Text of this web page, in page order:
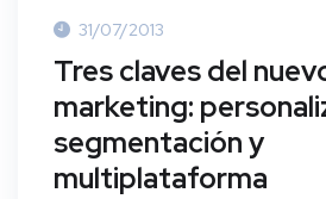
31/07/2013
Tres claves del
marketing:
segmentación y
multiplataforma